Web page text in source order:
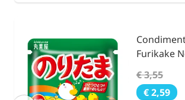
Furikake
€ 3,55
€ 2,59